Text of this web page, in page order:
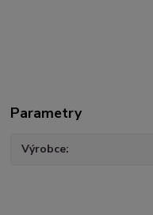
Parametry
Výrobce